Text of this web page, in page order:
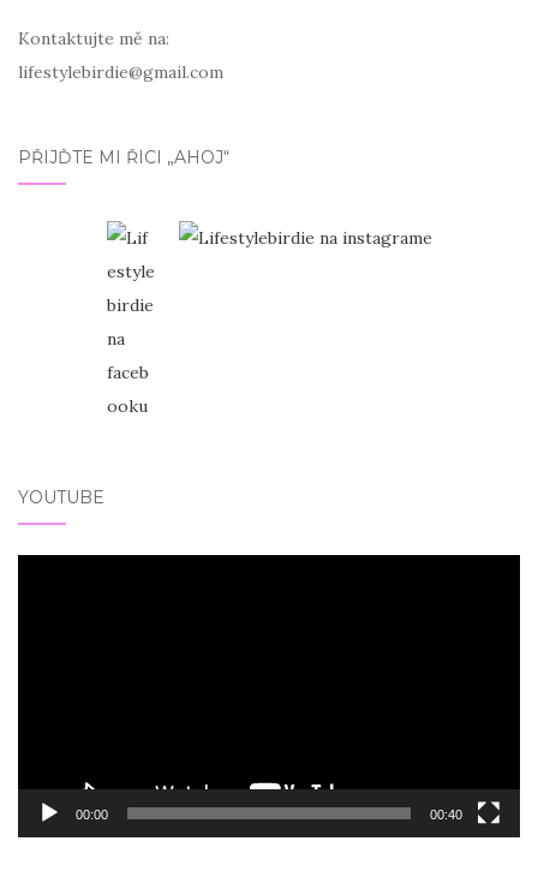
Kontaktujte mě na:
lifestylebirdie@gmail.com
PŘIJĎTE MI ŘÍCI „AHOJ“
YOUTUBE
00:00 00:40